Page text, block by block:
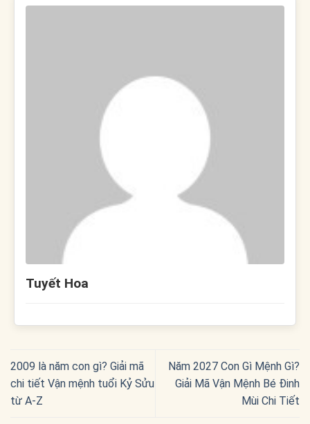
Tuyết Hoa
2009 là năm con gì? Giải mã
chi tiết Vận mệnh tuổi Kỷ Sửu
từ A-Z
Năm 2027 Con Gì Mệnh Gì?
Giải Mã Vận Mệnh Bé Đinh
Mùi Chi Tiết